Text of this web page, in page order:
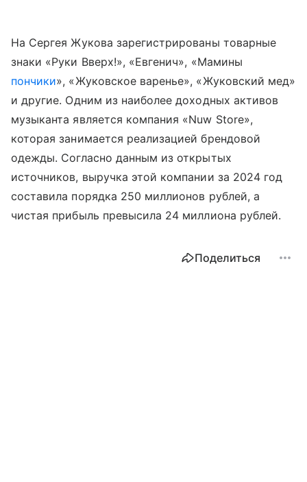
На Сергея Жукова зарегистрированы товарные
знаки «Руки Вверх!», «Евгенич», «Мамины
пончики», «Жуковское варенье», «Жуковский мед»
и другие. Одним из наиболее доходных активов
музыканта является компания «Nuw Store»,
которая занимается реализацией брендовой
одежды. Согласно данным из открытых
источников, выручка этой компании за 2024 год
составила порядка 250 миллионов рублей, а
чистая прибыль превысила 24 миллиона рублей.
Поделиться